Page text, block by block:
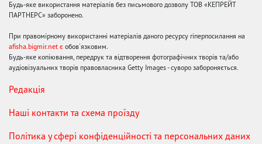
Будь-яке використання матеріалів без письмового дозволу ТОВ «КЕПРЕЙТ
ПАРТНЕРС» заборонено.
При правомірному використанні матеріалів даного ресурсу гіперпосилання на
afisha.bigmir.net є обов'язковим.
Будь-яке копіювання, передрук та відтворення фотографічних творів та/або
аудіовізуальних творів правовласника Getty Images - суворо забороняється.
Редакція
Наші контакти та схема проїзду
Політика у сфері конфіденційності та персональних даних